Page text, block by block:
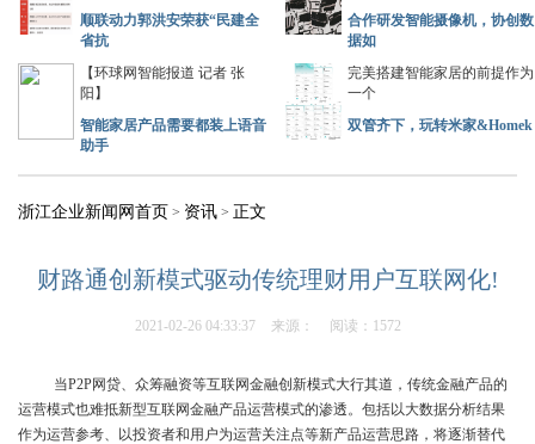
顺联动力郭洪安荣获“民建全
省抗
合作研发智能摄像机，协创数
据如
【环球网智能报道 记者 张
阳】
智能家居产品需要都装上语音
助手
完美搭建智能家居的前提作为
一个
双管齐下，玩转米家&Homek
浙江企业新闻网首页 > 资讯 > 正文
财路通创新模式驱动传统理财用户互联网化!
2021-02-26 04:33:37 来源： 阅读：1572
当P2P网贷、众筹融资等互联网金融创新模式大行其道，传统金融产品的
运营模式也难抵新型互联网金融产品运营模式的渗透。包括以大数据分析结果
作为运营参考、以投资者和用户为运营关注点等新产品运营思路，将逐渐替代